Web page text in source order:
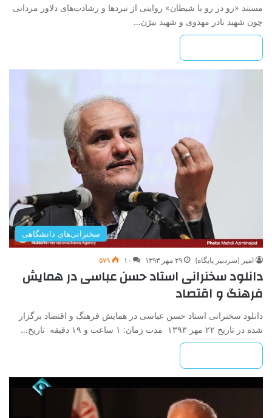
مستند «رو در رو با شیطان» روایتی از نبردها و رشادت‌های دلاور مردانی
چون شهید نادر مهدوی و شهید بیژن…
سخنرانی‌های دانشگاهی
امیر (سردبیر پایگاه) ۲۹ مهر ۱۳۹۳ ۱۰ ۵۷۹
دانلود سخنرانی استاد حسن عباسی در همایش
فرهنگ و اقتصاد
دانلود سخنرانی استاد حسن عباسی در همایش فرهنگ و اقتصاد برگزار
شده در تاریخ ۲۲ مهر ۱۳۹۳ مدت زمان: ۱ ساعت و ۱۹ دقیقه تاریخ…